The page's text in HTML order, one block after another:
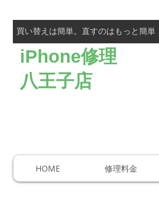
iPhone修理
八王子店
買い替えは簡単。直すのはもっと簡単
HOME 修理料金